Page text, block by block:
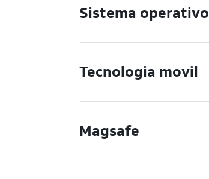
Sistema operativo
Tecnologia movil
Magsafe